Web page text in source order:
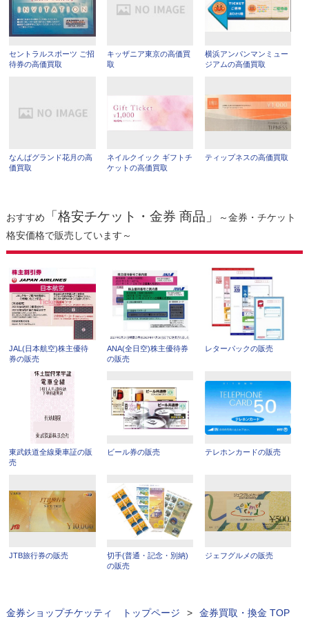
セントラルスポーツ ご招
待券の高価買取
キッザニア東京の高価買
取
横浜アンパンマンミュー
ジアムの高価買取
なんばグランド花月の高
価買取
ネイルクイック ギフトチ
ケットの高価買取
ティップネスの高価買取
おすすめ 「格安チケット・金券 商品」
～金券・チケット
格安価格で販売しています～
JAL(日本航空)株主優待
券の販売
ANA(全日空)株主優待券
の販売
レターパックの販売
東武鉄道全線乗車証の販
売
ビール券の販売 テレホンカードの販売
JTB旅行券の販売
切手(普通・記念・別納)
の販売
ジェフグルメの販売
金券ショップチケッティ トップページ >
金券買取・換金 TOP